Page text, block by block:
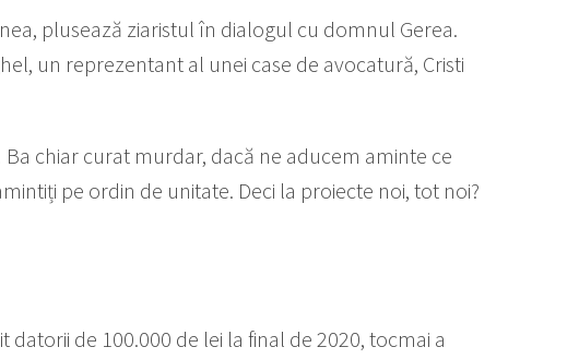
plusează ziaristul în dialogul cu domnul Gerea.
un reprezentant al unei case de avocatură, Cristi
chiar curat murdar, dacă ne aducem aminte ce
pe ordin de unitate. Deci la proiecte noi, tot noi?
de 100.000 de lei la final de 2020, tocmai a